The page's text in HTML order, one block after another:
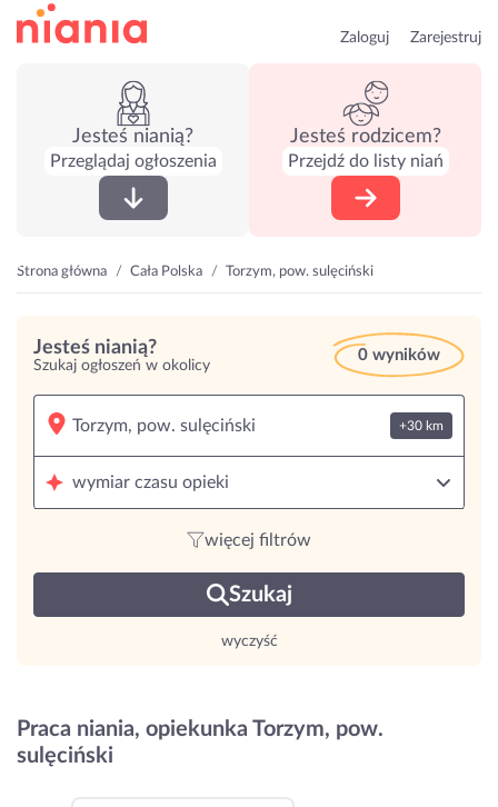
Zaloguj Zarejestruj
Jesteś nianią?
Przeglądaj ogłoszenia
Jesteś rodzicem?
Przejdź do listy niań
Strona główna Cała Polska Torzym, pow. sulęciński
Jesteś nianią?
Szukaj ogłoszeń w okolicy
0 wyników
+30 km
wymiar czasu opieki
więcej filtrów
Szukaj
wyczyść
Praca niania, opiekunka Torzym, pow.
sulęciński